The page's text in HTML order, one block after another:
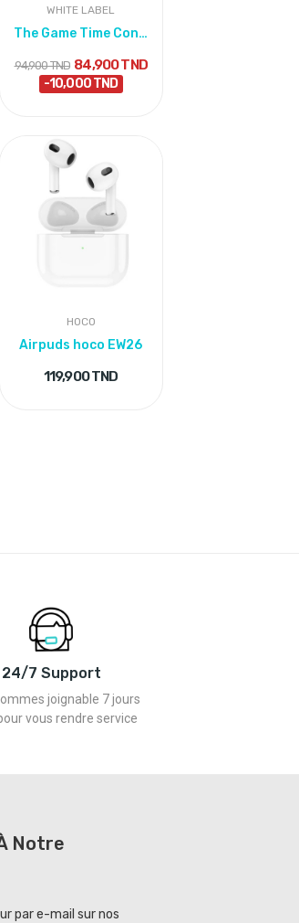
WHITE LABEL
The Game Time Console Jeu 400 Classic Game
94,900 TND 84,900 TND
-10,000 TND
HOCO
Airpuds hoco EW26
119,900 TND
24/7 Support
joignable 7 jours
vous rendre service
Notre
par e-mail sur nos